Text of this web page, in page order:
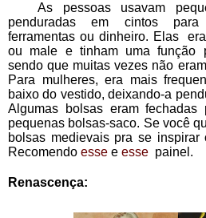
   As pessoas usavam pequenas bolsas que eram
penduradas em cintos para
ferramentas ou dinheiro. Elas
ou male e tinham uma função
sendo que muitas vezes não
Para mulheres, era mais
baixo do vestido, deixando-a
Algumas bolsas eram
pequenas bolsas-saco. Se você
bolsas medievais pra se
Recomendo esse e esse painel.
Renascença: